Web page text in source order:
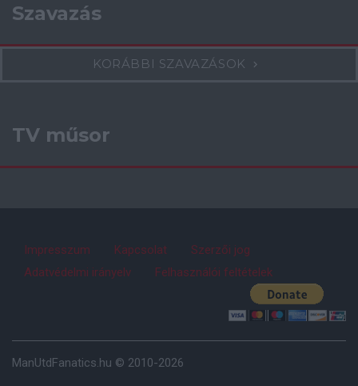
Szavazás
KORÁBBI SZAVAZÁSOK
TV műsor
Impresszum Kapcsolat
Szerzői jog
Adatvédelmi irányelv
Felhasználói feltételek
ManUtdFanatics.hu © 2010-2026